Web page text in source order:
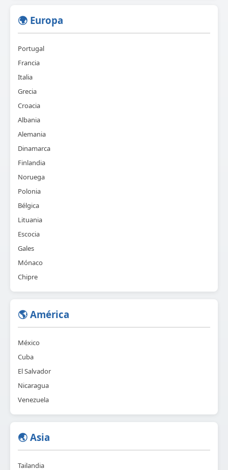
🌍 Europa
Portugal
Francia
Italia
Grecia
Croacia
Albania
Alemania
Dinamarca
Finlandia
Noruega
Polonia
Bélgica
Lituania
Escocia
Gales
Mónaco
Chipre
🌎 América
México
Cuba
El Salvador
Nicaragua
Venezuela
🌏 Asia
Tailandia